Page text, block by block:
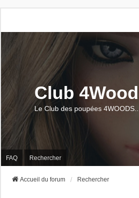
Club
Le Club des poupées
FAQ Rechercher
Accueil du forum Rechercher